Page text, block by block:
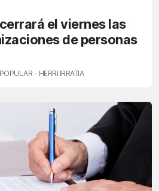
el viernes las
de personas
- HERRI IRRATIA